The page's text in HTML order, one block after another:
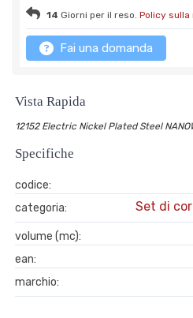
14 Giorni per il reso. Policy
Fai una domanda
Vista Rapida
12152 Electric Nickel Plated Steel
Specifiche
codice:
categoria:
Set di
volume (mc):
ean:
marchio: